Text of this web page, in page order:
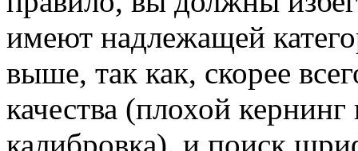
имеют надлежащей
выше, так как, скорее
качества (плохой
калибровка), и поиск